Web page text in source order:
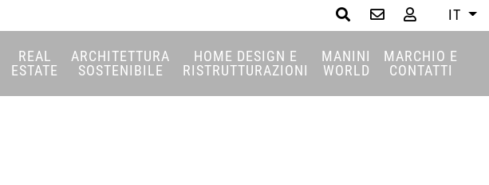
IT
Cerca
REAL
ESTATE
ARCHITETTURA
SOSTENIBILE
HOME DESIGN E
RISTRUTTURAZIONI
MANINI
WORLD
MARCHIO E
CONTATTI